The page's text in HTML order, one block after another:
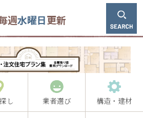
週水曜日更新
し 業者選び 構造・建材